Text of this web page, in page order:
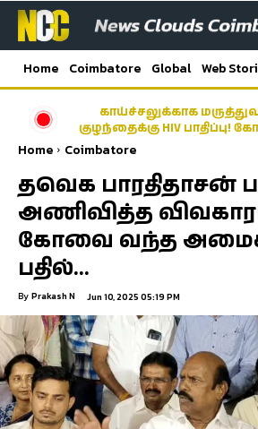
Home Coimbatore Global Web
காய்ச்சலுக்காக
குழந்தைக்கு HIV
Home Coimbatore
தவெக
அணிவித்த
கோவை வந்த
பதில்…
By Prakash N Jun 10, 2025 05:19 PM